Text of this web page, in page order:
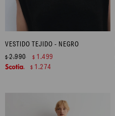
VESTIDO TEJIDO - NEGRO
$2.990 $ 1.499
$ 1.274